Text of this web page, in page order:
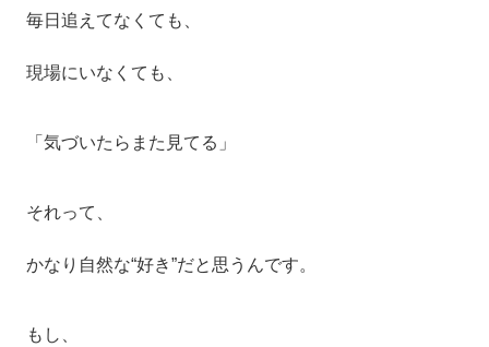
毎日追えてなくても、
現場にいなくても、
「気づいたらまた見てる」
それって、
かなり自然な“好き”だと思うんです。
もし、